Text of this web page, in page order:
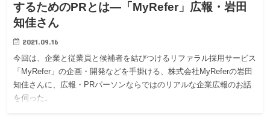
するためのPRとは―「MyRefer」広報・岩田
知佳さん
2021.09.16
今回は、企業と従業員と候補者を結びつけるリファラル採用サービス
「MyRefer」の企画・開発などを手掛ける、株式会社MyReferの岩田
知佳さんに、広報・PRパーソンならではのリアルな企業広報のお話
を伺った。